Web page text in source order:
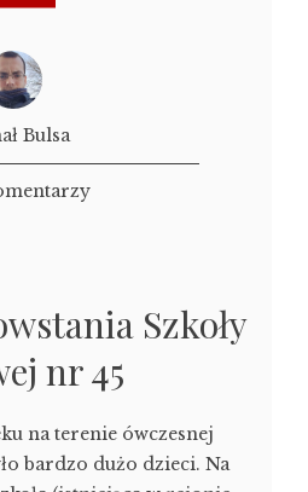
Bulsa
Szkoły
nr 45
na terenie ówczesnej
bardzo dużo dzieci. Na